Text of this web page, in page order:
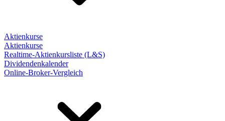
Aktienkurse
Aktienkurse
Realtime-Aktienkursliste (L&S)
Dividendenkalender
Online-Broker-Vergleich